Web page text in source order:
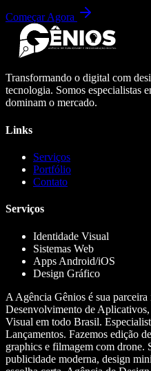
Começar Agora
Transformando o digital com
tecnologia. Somos especialistas
dominam o mercado.
Links
Serviços
Portfólio
Contato
Serviços
Identidade Visual
Sistemas Web
Apps Android/iOS
Design Gráfico
A Agência Gênios é sua
Desenvolvimento de
Visual em todo Brasil.
Lançamentos. Fazemos edição
graphics e filmagem com drone.
publicidade moderna, design